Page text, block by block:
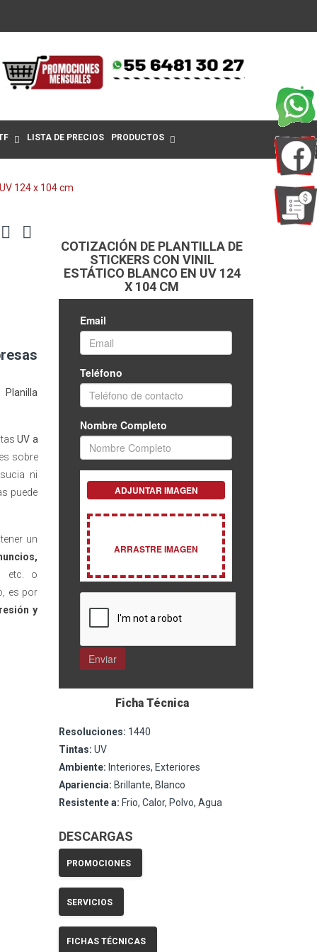
LISTA DE PRECIOS PRODUCTOS
124 x 104 cm
Planilla
UV a
sobre
ni
puede
un
etc. o
es por
y
COTIZACIÓN DE PLANTILLA DE
STICKERS CON VINIL
ESTÁTICO BLANCO EN UV 124
X 104 CM
Ficha Técnica
Resoluciones: 1440
Tintas:UV
Ambiente: Interiores, Exteriores
Apariencia: Brillante, Blanco
Resistente a: Frio, Calor, Polvo, Agua
DESCARGAS
PROMOCIONES
SERVICIOS
FICHAS TÉCNICAS